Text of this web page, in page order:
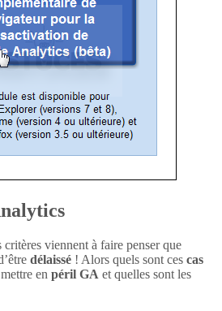
viennent à faire penser que
délaissé ! Alors quels sont ces cas
en péril GA et quelles sont les